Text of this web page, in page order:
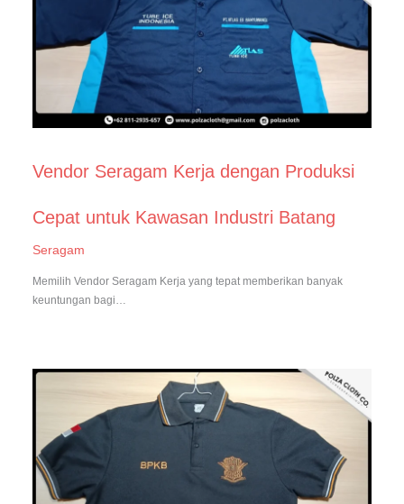
Vendor Seragam Kerja dengan Produksi
Cepat untuk Kawasan Industri Batang
Seragam
Memilih Vendor Seragam Kerja yang tepat memberikan banyak
keuntungan bagi…